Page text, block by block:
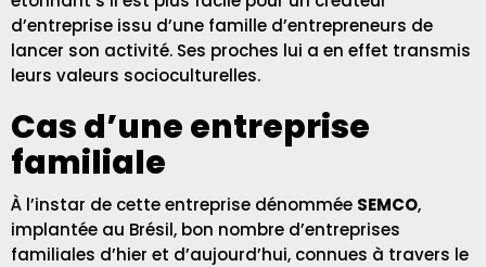
d’entreprise issu d’une famille d’entrepreneurs de
lancer son activité. Ses proches lui a en effet transmis
leurs valeurs socioculturelles.
Cas d’une entreprise
familiale
À l’instar de cette entreprise dénommée SEMCO,
implantée au Brésil, bon nombre d’entreprises
familiales d’hier et d’aujourd’hui, connues à travers le